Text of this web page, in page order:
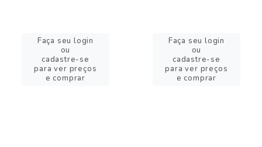
Faça seu login
ou
cadastre-se
para ver preços
e comprar
Faça seu login
ou
cadastre-se
para ver preços
e comprar